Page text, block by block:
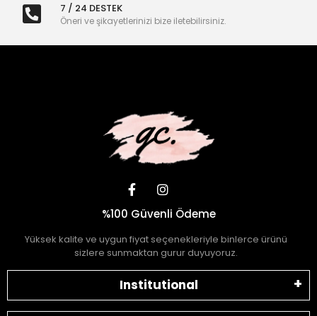
7 / 24 DESTEK
Öneri ve şikayetlerinizi bize iletebilirsiniz.
%100 Güvenli Ödeme
Yüksek kalite ve uygun fiyat seçenekleriyle binlerce ürünü
sizlere sunmaktan gurur duyuyoruz.
Institutional